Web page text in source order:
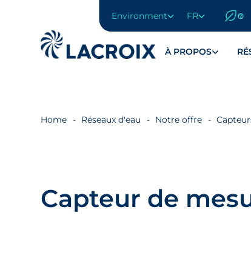
À PROPOS
Environment FR
Home Réseaux d'eau Notre offre
Capteur de